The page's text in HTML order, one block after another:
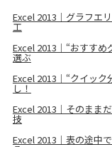
Excel 2013｜グラフエ
工
Excel 2013｜“おすす
選ぶ
Excel 2013｜“クイッ
し！
Excel 2013｜そのまま
技
Excel 2013｜表の途中